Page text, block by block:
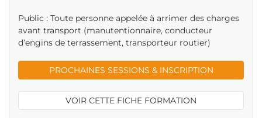
Public : Toute personne appelée à arrimer des charges
avant transport (manutentionnaire, conducteur
d’engins de terrassement, transporteur routier)
PROCHAINES SESSIONS & INSCRIPTION
VOIR CETTE FICHE FORMATION